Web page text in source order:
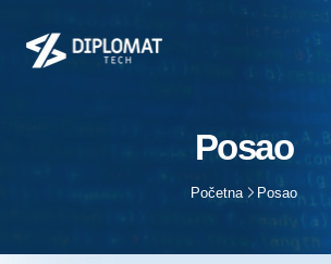
Posao
Početna Posao